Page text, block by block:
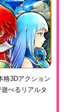
格3Dアクション
べるリアルタ